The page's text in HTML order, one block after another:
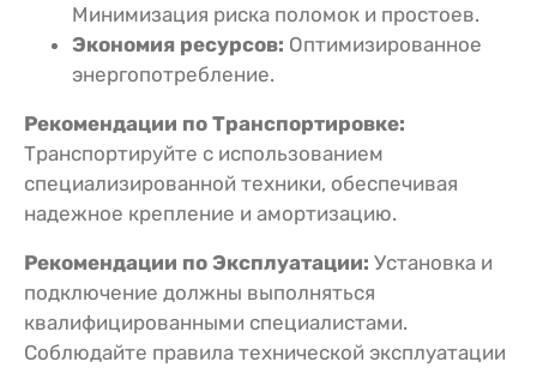
Минимизация риска поломок и простоев.
Экономия ресурсов: Оптимизированное
энергопотребление.
Рекомендации по Транспортировке:
Транспортируйте с использованием
специализированной техники, обеспечивая
надежное крепление и амортизацию.
Рекомендации по Эксплуатации: Установка и
подключение должны выполняться
квалифицированными специалистами.
Соблюдайте правила технической эксплуатации